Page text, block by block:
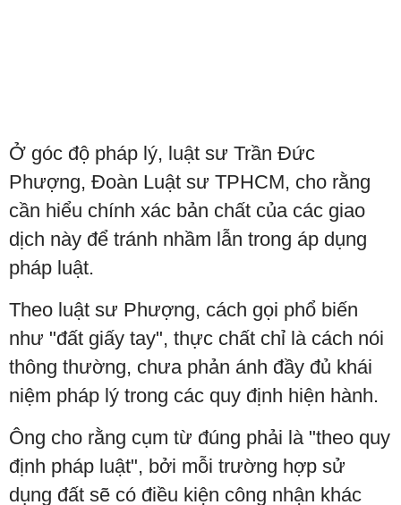
Ở góc độ pháp lý, luật sư Trần Đức
Phượng, Đoàn Luật sư TPHCM, cho rằng
cần hiểu chính xác bản chất của các giao
dịch này để tránh nhầm lẫn trong áp dụng
pháp luật.
Theo luật sư Phượng, cách gọi phổ biến
như "đất giấy tay", thực chất chỉ là cách nói
thông thường, chưa phản ánh đầy đủ khái
niệm pháp lý trong các quy định hiện hành.
Ông cho rằng cụm từ đúng phải là "theo quy
định pháp luật", bởi mỗi trường hợp sử
dụng đất sẽ có điều kiện công nhận khác